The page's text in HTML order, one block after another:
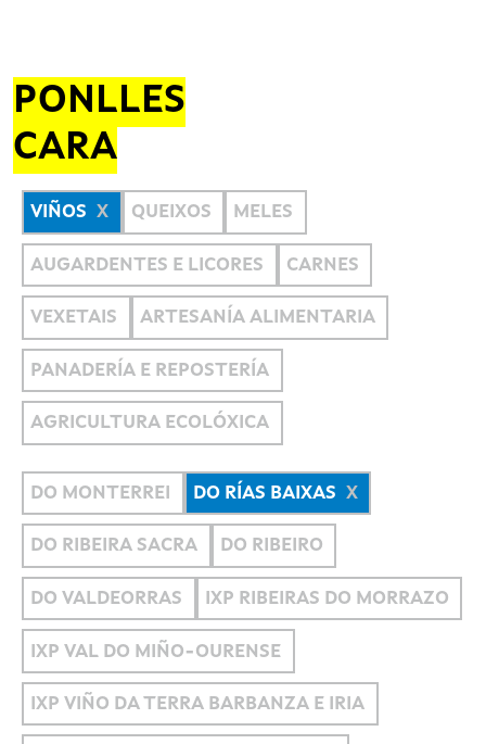
PONLLES
CARA
VIÑOS QUEIXOS MELES
AUGARDENTES E LICORES CARNES
VEXETAIS ARTESANÍA ALIMENTARIA
PANADERÍA E REPOSTERÍA
AGRICULTURA ECOLÓXICA
DO MONTERREI DO RÍAS BAIXAS
DO RIBEIRA SACRA DO RIBEIRO
DO VALDEORRAS IXP RIBEIRAS DO MORRAZO
IXP VAL DO MIÑO-OURENSE
IXP VIÑO DA TERRA BARBANZA E IRIA